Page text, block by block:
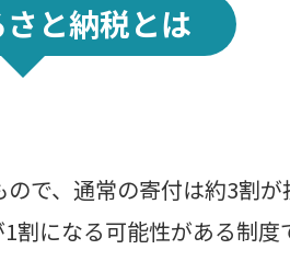
と納税とは
で、通常の寄付は約3割
になる可能性がある制度